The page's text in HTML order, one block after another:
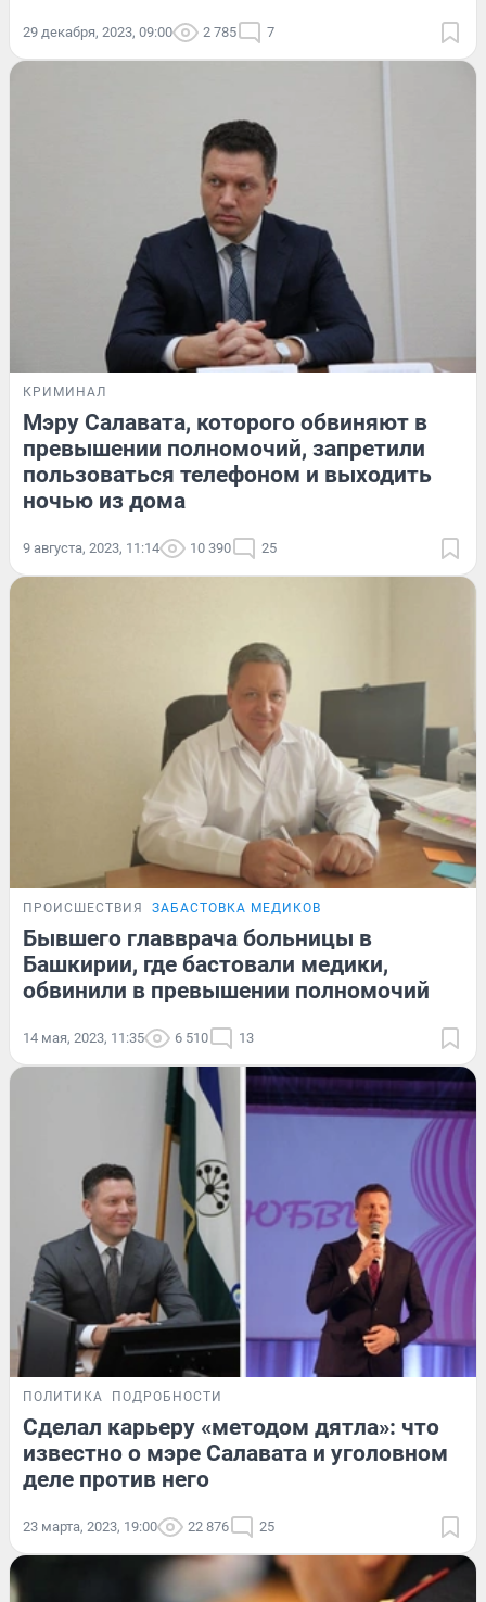
29 декабря, 2023, 09:00 2 785 7
КРИМИНАЛ
Мэру Салавата, которого обвиняют в
превышении полномочий, запретили
пользоваться телефоном и выходить
ночью из дома
9 августа, 2023, 11:14 10 390 25
ПРОИСШЕСТВИЯ ЗАБАСТОВКА МЕДИКОВ
Бывшего главврача больницы в
Башкирии, где бастовали медики,
обвинили в превышении полномочий
14 мая, 2023, 11:35 6 510 13
ПОЛИТИКА ПОДРОБНОСТИ
Сделал карьеру «методом дятла»: что
известно о мэре Салавата и уголовном
деле против него
23 марта, 2023, 19:00 22 876 25